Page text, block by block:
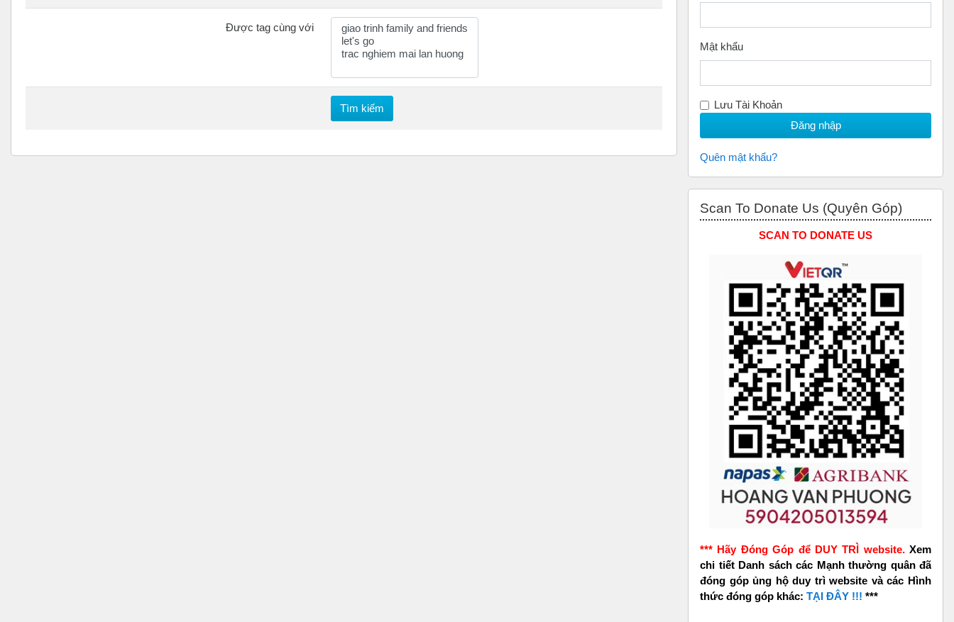
Được tag cùng với
Tìm kiếm
Mật khẩu
Lưu Tài Khoản
Quên mật khẩu?
Scan To Donate Us (Quyên Góp)
SCAN TO DONATE US
*** Hãy Đóng Góp để DUY TRÌ website. Xem
chi tiết Danh sách các Mạnh thường quân đã
đóng góp ủng hộ duy trì website và các Hình
thức đóng góp khác: TẠI ĐÂY !!! ***